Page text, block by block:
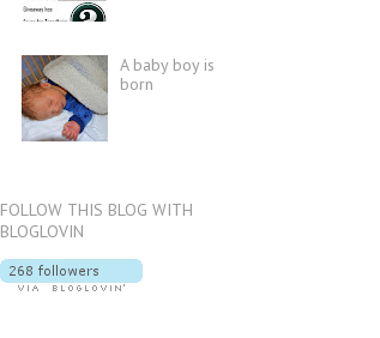
A baby boy is
born
FOLLOW THIS BLOG WITH
BLOGLOVIN